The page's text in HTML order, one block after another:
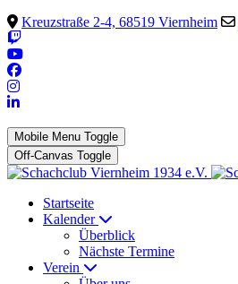
Kreuzstraße 2-4, 68519 Viernheim
Mobile Menu Toggle
Off-Canvas Toggle
Startseite
Kalender
Überblick
Nächste Termine
Verein